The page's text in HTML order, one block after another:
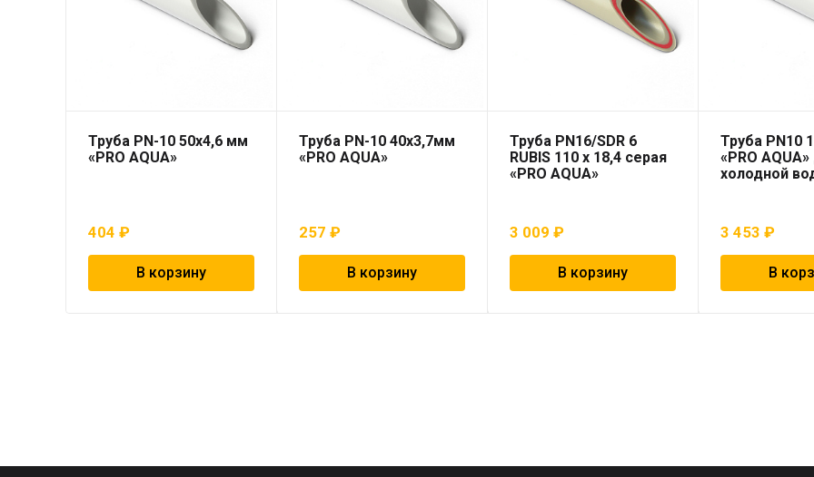
Труба PN-10 50х4,6 мм
«PRO AQUA»
404 ₽
В корзину
Труба PN-10 40х3,7мм
«PRO AQUA»
257₽
В корзину
Труба PN16/SDR 6
RUBIS 110 x 18,4 серая
«PRO AQUA»
3 009₽
В корзину
Труба PN10
«PRO
холодной
3 453₽
В